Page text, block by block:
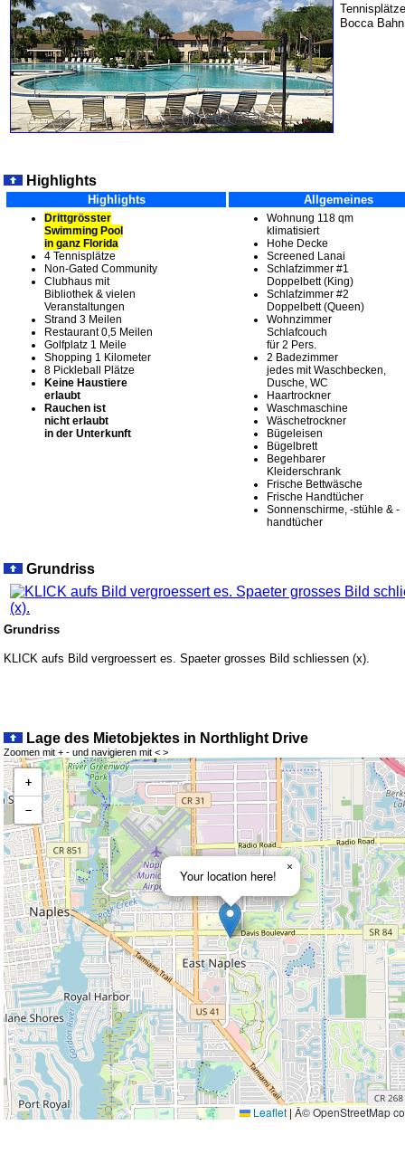
Bocca
Highlights
Highlights Allgemeines
Drittgrösster
Swimming Pool
in ganz Florida
4 Tennisplätze
Non-Gated Community
Clubhaus mit
Bibliothek & vielen
Veranstaltungen
Strand 3 Meilen
Restaurant 0,5 Meilen
Golfplatz 1 Meile
Shopping 1 Kilometer
8 Pickleball Plätze
Keine Haustiere
erlaubt
Rauchen ist
nicht erlaubt
in der Unterkunft
Wohnung 118 qm
klimatisiert
Hohe Decke
Screened Lanai
Schlafzimmer #1
Doppelbett (King)
Schlafzimmer #2
Doppelbett (Queen)
Wohnzimmer
Schlafcouch
für 2 Pers.
2 Badezimmer
jedes mit Waschbecken,
Dusche, WC
Haartrockner
Waschmaschine
Wäschetrockner
Bügeleisen
Bügelbrett
Begehbarer
Kleiderschrank
Frische Bettwäsche
Frische Handtücher
Sonnenschirme, -stühle & -
handtücher
Grundriss
Grundriss
KLICK aufs Bild vergroessert es. Spaeter grosses Bild schliessen (x).
Lage des Mietobjektes in Northlight Drive
Zoomen mit + - und navigieren mit < >
Your location here! ×
+
−
Leaflet |Â© OpenStreetMap